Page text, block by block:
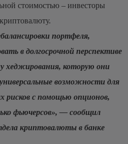
стоимостью – инвесторы
портфеля,
в долгосрочной перспективе
хеджирования, которую они
возможности для
рисков с помощью опционов,
фьючерсов», — сообщил
криптовалюты в банке